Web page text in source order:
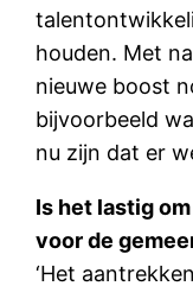
houden. Met
nieuwe boost
bijvoorbeeld
nu zijn dat er
Is het lastig
voor de
‘Het